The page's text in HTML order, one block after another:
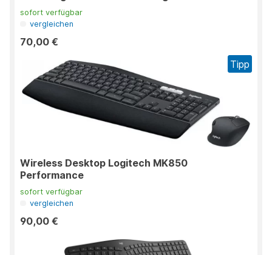
sofort verfügbar
vergleichen
70,00 €
Tipp
Wireless Desktop Logitech MK850
Performance
sofort verfügbar
vergleichen
90,00 €